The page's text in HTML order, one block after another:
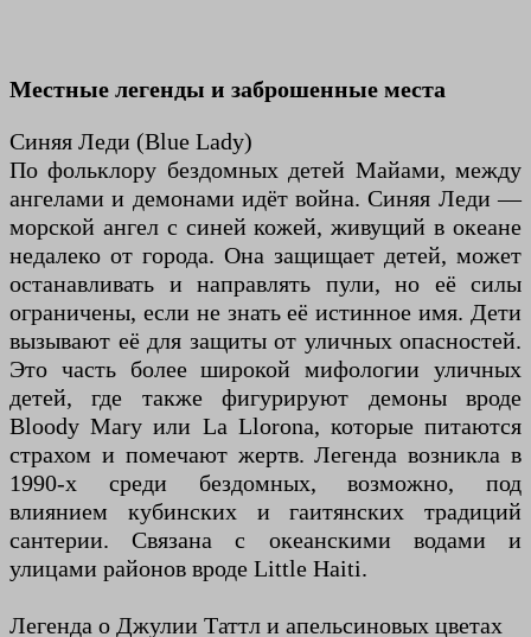
Местные легенды и заброшенные места
Синяя Леди (Blue Lady)
По фольклору бездомных детей Майами, между
ангелами и демонами идёт война. Синяя Леди —
морской ангел с синей кожей, живущий в океане
недалеко от города. Она защищает детей, может
останавливать и направлять пули, но её силы
ограничены, если не знать её истинное имя. Дети
вызывают её для защиты от уличных опасностей.
Это часть более широкой мифологии уличных
детей, где также фигурируют демоны вроде
Bloody Mary или La Llorona, которые питаются
страхом и помечают жертв. Легенда возникла в
1990-х среди бездомных, возможно, под
влиянием кубинских и гаитянских традиций
сантерии. Связана с океанскими водами и
улицами районов вроде Little Haiti.
Легенда о Джулии Таттл и апельсиновых цветах